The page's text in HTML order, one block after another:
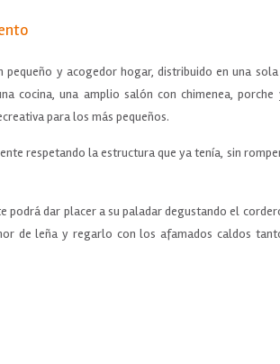
pequeño y acogedor hogar, distribuido en una
cocina, una amplio salón con chimenea,
para los más pequeños.
respetando la estructura que ya tenía, sin
podrá dar placer a su paladar degustando el
de leña y regarlo con los afamados caldos